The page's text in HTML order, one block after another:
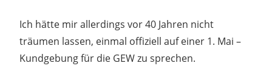
Ich hätte mir allerdings vor 40 Jahren nicht
träumen lassen, einmal offiziell auf einer 1. Mai –
Kundgebung für die GEW zu sprechen.